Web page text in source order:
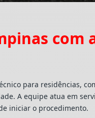
para residências,
A equipe atua em
iniciar o procedimento.